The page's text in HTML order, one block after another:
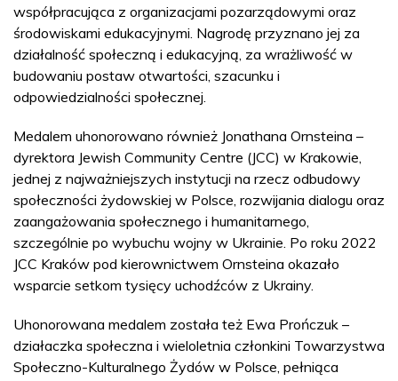
współpracująca z organizacjami pozarządowymi oraz
środowiskami edukacyjnymi. Nagrodę przyznano jej za
działalność społeczną i edukacyjną, za wrażliwość w
budowaniu postaw otwartości, szacunku i
odpowiedzialności społecznej.
Medalem uhonorowano również Jonathana Ornsteina –
dyrektora Jewish Community Centre (JCC) w Krakowie,
jednej z najważniejszych instytucji na rzecz odbudowy
społeczności żydowskiej w Polsce, rozwijania dialogu oraz
zaangażowania społecznego i humanitarnego,
szczególnie po wybuchu wojny w Ukrainie. Po roku 2022
JCC Kraków pod kierownictwem Ornsteina okazało
wsparcie setkom tysięcy uchodźców z Ukrainy.
Uhonorowana medalem została też Ewa Prończuk –
działaczka społeczna i wieloletnia członkini Towarzystwa
Społeczno-Kulturalnego Żydów w Polsce, pełniąca